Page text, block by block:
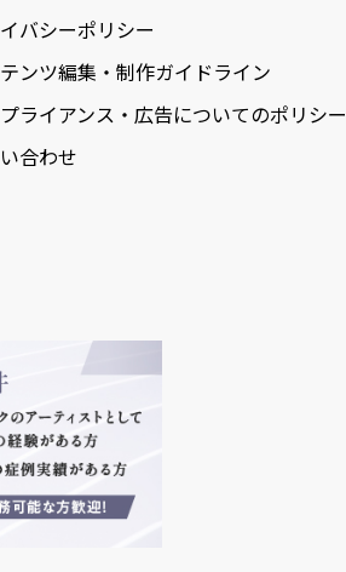
バシーポリシー
ンツ編集・制作ガイドライン
ライアンス・広告についてのポリシー
合わせ